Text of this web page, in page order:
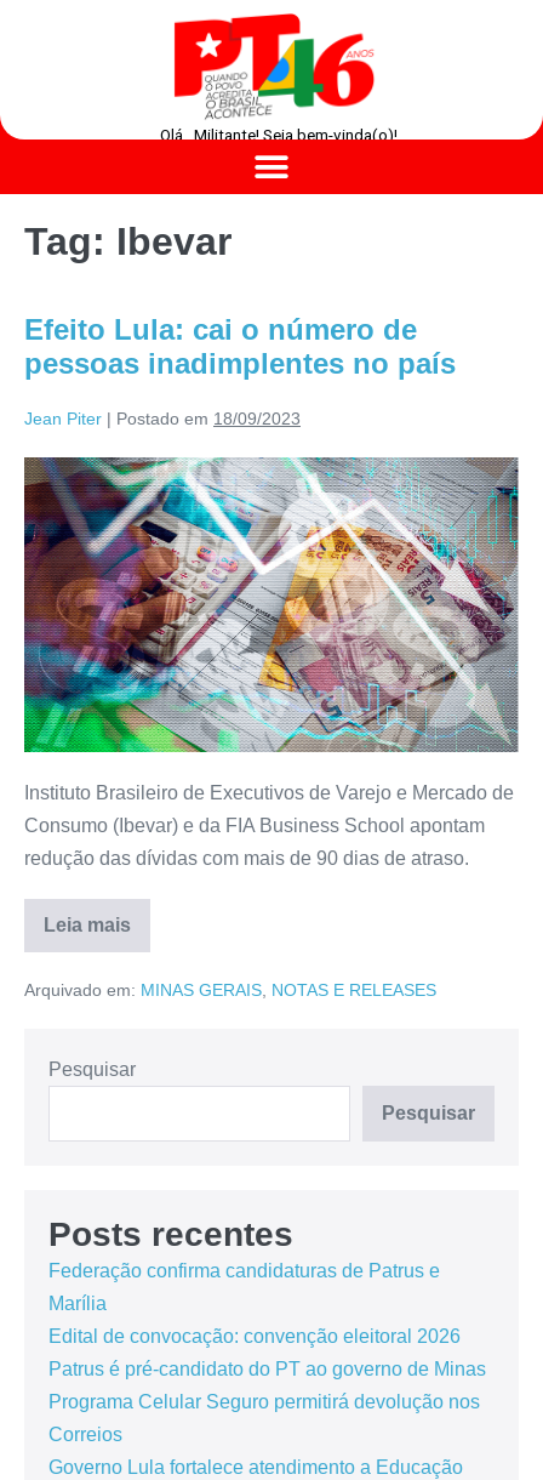
Olá , Militante! Seja bem-vinda(o)!
Tag: Ibevar
Efeito Lula: cai o número de
pessoas inadimplentes no país
Jean Piter | Postado em 18/09/2023
Instituto Brasileiro de Executivos de Varejo e Mercado de
Consumo (Ibevar) e da FIA Business School apontam
redução das dívidas com mais de 90 dias de atraso.
Leia mais
Arquivado em: MINAS GERAIS NOTAS E RELEASES
Pesquisar
Pesquisar
Posts recentes
Federação confirma candidaturas de Patrus e
Marília
Edital de convocação: convenção eleitoral 2026
Patrus é pré-candidato do PT ao governo de Minas
Programa Celular Seguro permitirá devolução nos
Correios
Governo Lula fortalece atendimento a Educação